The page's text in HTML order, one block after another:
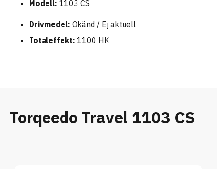
Modell: 1103 CS
Drivmedel: Okänd / Ej aktuell
Totaleffekt: 1100 HK
Torqeedo Travel 1103 CS